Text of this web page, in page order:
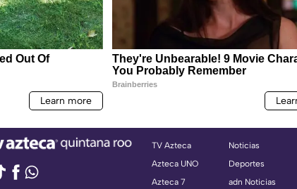
TV Azteca
Azteca UNO
Azteca 7
Noticias
Deportes
adn Noticias